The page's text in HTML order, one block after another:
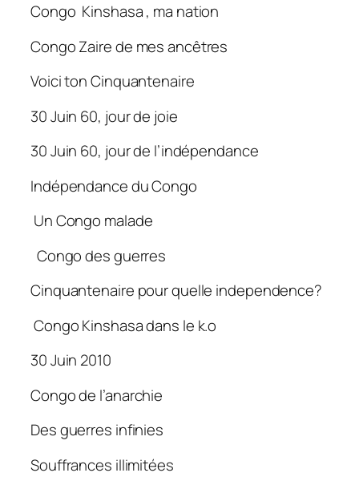
Congo Kinshasa , ma nation
Congo Zaire de mes ancêtres
Voici ton Cinquantenaire
30 Juin 60, jour de joie
30 Juin 60, jour de l’indépendance
Indépendance du Congo
Un Congo malade
Congo des guerres
Cinquantenaire pour quelle independence?
Congo Kinshasa dans le k.o
30 Juin 2010
Congo de l’anarchie
Des guerres infinies
Souffrances illimitées